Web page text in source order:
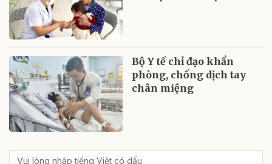
Bộ Y tế chỉ đạo khẩn
phòng, chống dịch tay
chân miệng